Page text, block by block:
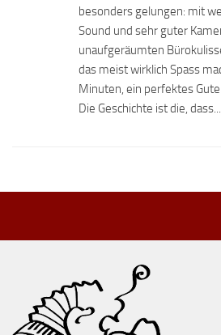
besonders gelungen: mit
Sound und sehr guter
unaufgeräumten
das meist wirklich Spass
Minuten, ein perfektes
Die Geschichte ist die, dass...